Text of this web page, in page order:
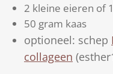
2 kleine eieren of
50 gram kaas
optioneel: schep
collageen